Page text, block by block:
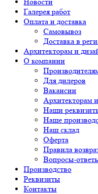
Галерея работ
Оплата и доставка
Самовывоз
Доставка в
Архитекторам и
О компании
Для дилеров
Вакансии
Архитекторам
Наши
Наше
Наш склад
Оферта
Правила
Вопросы-
Производство
Реквизиты
Контакты